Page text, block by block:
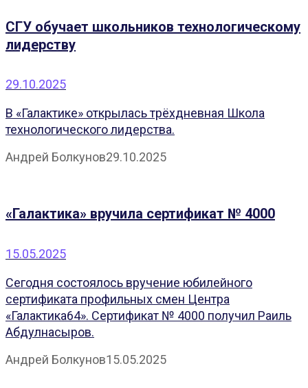
СГУ обучает школьников технологическому
лидерству
29.10.2025
В «Галактике» открылась трёхдневная Школа
технологического лидерства.
Андрей Болкунов29.10.2025
«Галактика» вручила сертификат № 4000
15.05.2025
Сегодня состоялось вручение юбилейного
сертификата профильных смен Центра
«Галактика64». Сертификат № 4000 получил Раиль
Абдулнасыров.
Андрей Болкунов15.05.2025